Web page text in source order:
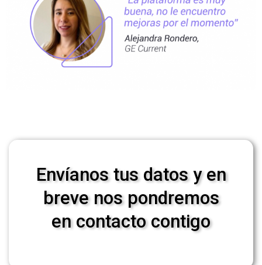
Envíanos tus datos y en
breve nos pondremos
en contacto contigo